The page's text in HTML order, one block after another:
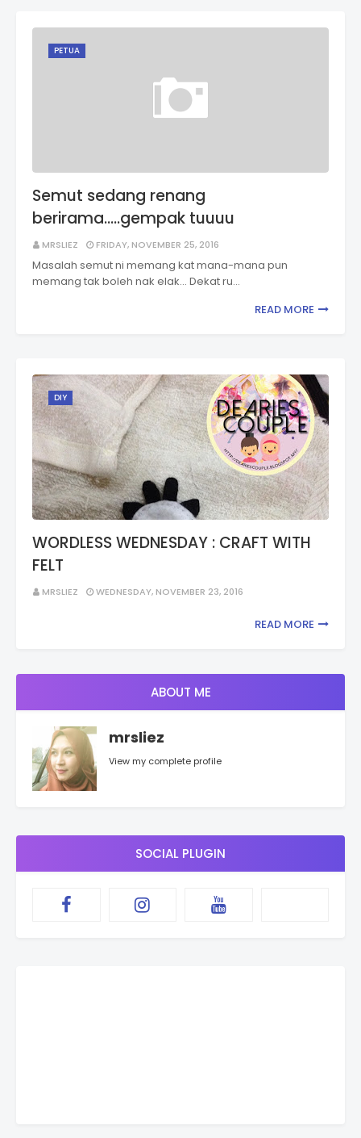
PETUA
Semut sedang renang
berirama.....gempak tuuuu
MRSLIEZ FRIDAY, NOVEMBER 25, 2016
Masalah semut ni memang kat mana-mana pun
memang tak boleh nak elak... Dekat ru…
READ MORE
DIY
WORDLESS WEDNESDAY : CRAFT WITH
FELT
MRSLIEZ WEDNESDAY, NOVEMBER 23, 2016
READ MORE
ABOUT ME
mrsliez
View my complete profile
SOCIAL PLUGIN